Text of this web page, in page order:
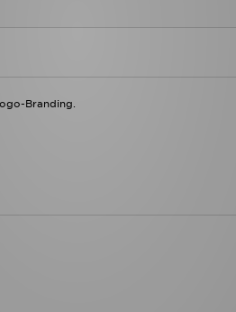
Branding.